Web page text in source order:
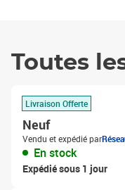
Toutes
Livraison Offerte
Neuf
Vendu et expédié par
En stock
Expédié sous 1 jour